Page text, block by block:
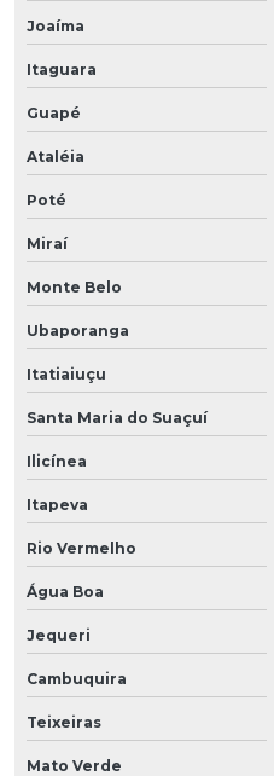
Joaíma
Itaguara
Guapé
Ataléia
Poté
Miraí
Monte Belo
Ubaporanga
Itatiaiuçu
Santa Maria do Suaçuí
Ilicínea
Itapeva
Rio Vermelho
Água Boa
Jequeri
Cambuquira
Teixeiras
Mato Verde